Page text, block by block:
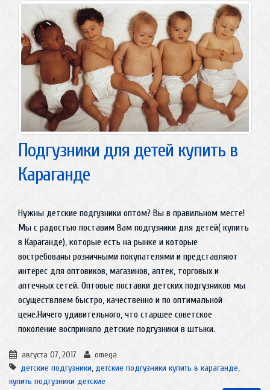
Подгузники для детей купить в
Караганде
Нужны детские подгузники оптом? Вы в правильном месте!
Мы с радостью поставим Вам подгузники для детей( купить
в Караганде), которые есть на рынке и которые
востребованы розничными покупателями и представляют
интерес для оптовиков, магазинов, аптек, торговых и
аптечных сетей. Оптовые поставки детских подгузников мы
осуществляем быстро, качественно и по оптимальной
цене.Ничего удивительного, что старшее советское
поколение восприняло детские подгузники в штыки.
августа 07, 2017
omega
детские подгузники, детские подгузники купить в караганде,
купить подгузники детские